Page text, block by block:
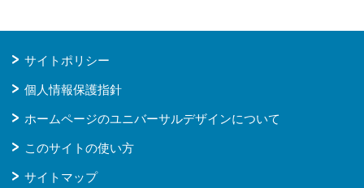
サイトポリシー
個人情報保護指針
ホームページのユニバーサルデザインについて
このサイトの使い方
サイトマップ